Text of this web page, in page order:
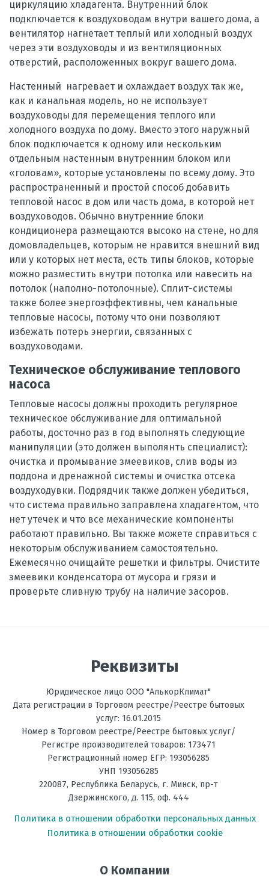
циркуляцию хладагента. Внутренний блок
подключается к воздуховодам внутри вашего дома, а
вентилятор нагнетает теплый или холодный воздух
через эти воздуховоды и из вентиляционных
отверстий, расположенных вокруг вашего дома.
Настенный нагревает и охлаждает воздух так же,
как и канальная модель, но не использует
воздуховоды для перемещения теплого или
холодного воздуха по дому. Вместо этого наружный
блок подключается к одному или нескольким
отдельным настенным внутренним блоком или
«головам», которые установлены по всему дому. Это
распространенный и простой способ добавить
тепловой насос в дом или часть дома, в которой нет
воздуховодов. Обычно внутренние блоки
кондиционера размещаются высоко на стене, но для
домовладельцев, которым не нравится внешний вид
или у которых нет места, есть типы блоков, которые
можно разместить внутри потолка или навесить на
потолок (наполно-потолочные). Сплит-системы
также более энергоэффективны, чем канальные
тепловые насосы, потому что они позволяют
избежать потерь энергии, связанных с
воздуховодами.
Техническое обслуживание теплового
насоса
Тепловые насосы должны проходить регулярное
техническое обслуживание для оптимальной
работы, досточно раз в год выполнять следующие
манипуляции (это должен выполянть специалист):
очистка и промывание змеевиков, слив воды из
поддона и дренажной системы и очистка отсека
воздуходувки. Подрядчик также должен убедиться,
что система правильно заправлена хладагентом, что
нет утечек и что все механические компоненты
работают правильно. Вы также можете справиться с
некоторым обслуживанием самостоятельно.
Ежемесячно очищайте решетки и фильтры. Очистите
змеевики конденсатора от мусора и грязи и
проверьте сливную трубу на наличие засоров.
Реквизиты
Юридическое лицо ООО "АлькорКлимат"
Дата регистрации в Торговом реестре/Реестре бытовых
услуг: 16.01.2015
Номер в Торговом реестре/Реестре бытовых услуг/
Регистре производителей товаров: 173471
Регистрационный номер ЕГР: 193056285
УНП 193056285
220087, Республика Беларусь, г. Минск, пр-т
Дзержинского, д. 115, оф. 444
Политика в отношении обработки персональных данных
Политика в отношении обработки cookie
О Компании